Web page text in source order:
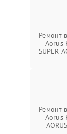
Ремонт
Aorus
SUPER
Ремонт
Aorus